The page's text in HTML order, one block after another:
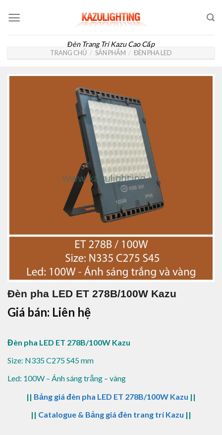
Đèn Trang Trí Kazu Cao Cấp
TRANG CHỦ / SẢN PHẨM / ĐÈN PHA LED
Đèn pha LED ET 278B/100W Kazu
Giá bán: Liên hệ
Đèn pha LED ET 278B/100W Kazu
Size: N335 C275 S45 mm
Led: 100W – Ánh sáng trắng – vàng
|| Bảng giá đèn pha LED ET 278B/100W Kazu ||
|| Catalogue & Bảng giá đèn trang trí Kazu ||